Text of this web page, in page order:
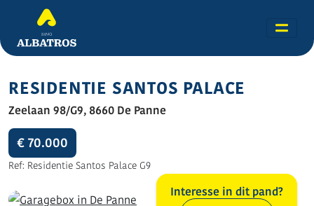
RESIDENTIE SANTOS PALACE
Zeelaan 98/G9, 8660 De Panne
€ 70.000
Ref: Residentie Santos Palace G9
Interesse in dit pand?